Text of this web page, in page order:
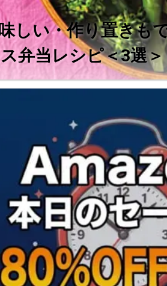
しい・作り置きも
弁当レシピ＜3選＞